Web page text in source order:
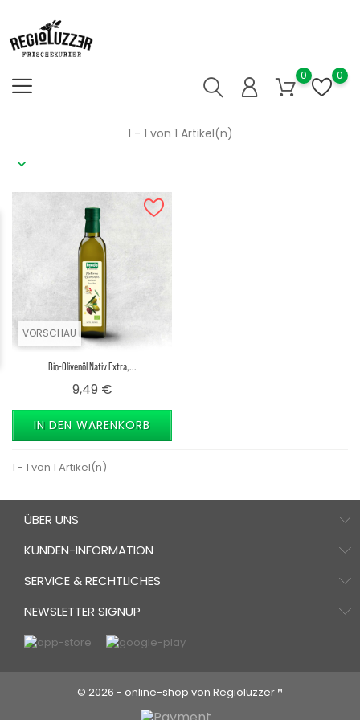
0 0
1 - 1 von 1 Artikel(n)
VORSCHAU
Bio-Olivenöl Nativ Extra,...
9,49 €Preis
IN DEN WARENKORB
1 - 1 von 1 Artikel(n)
ÜBER UNS
KUNDEN-INFORMATION
SERVICE & RECHTLICHES
NEWSLETTER SIGNUP
© 2026 - online-shop von Regioluzzer™